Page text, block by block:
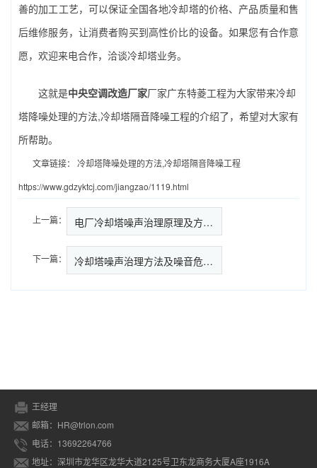
善的加工工艺，可以保证全国各地冷却塔的价格、产品质量和售
后维修服务，让消费者购买到高性价比的设备。如果您有合作意
愿，欢迎来电合作，洽谈冷却塔业务。
这就是中央空调改造厂家厂家广东特菱工程为大家带来冷却
塔降噪处理的方法,冷却塔隔音降噪工程的介绍了，希望对大家有
所帮助。
文章链接：
冷却塔降噪处理的方法,冷却塔隔音降噪工程
https://www.gdzyktcj.com/jiangzao/1119.html
上一篇： 电厂冷却塔噪声治理原理及方法,…
下一篇： 冷却塔噪声治理方法及噪音危害,
王经理
邮箱：HR@trlon.com
电话：13692264766
地址：深圳市龙华区龙华大道2125号卫东龙商务大厦A座1916A